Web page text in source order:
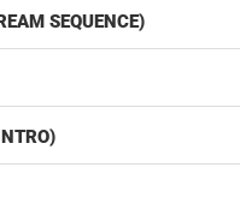
SEQUENCE)